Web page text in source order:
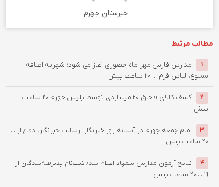
خبرستان جهرم
مطالب مرتبط
1
مدارس فارس مهر ماه حضوری آغاز می شود؛ شهریه اضافه
ممنوع، لباس فرم ... 20 ساعت پیش
2 کشف کالای قاچاق 20 میلیاردی توسط پلیس جهرم
20 ساعت
پیش
3
امام جمعه جهرم در آستانه روز خبرنگار: رسالت خبرنگار، دفاع از ...
20 ساعت پیش
4
نتایج آزمون مدارس سمپاد اعلام شد/ ثبت‌نام پذیرفته‌شدگان از
۱۹ ...
20 ساعت پیش